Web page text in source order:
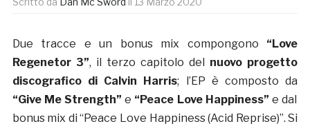
Due tracce e un bonus mix compongono “Love
Regenetor 3”, il terzo capitolo del nuovo progetto
discografico di Calvin Harris; l’EP è composto da
“Give Me Strength”e “Peace Love Happiness” e dal
bonus mix di “Peace Love Happiness (Acid Reprise)”. Si